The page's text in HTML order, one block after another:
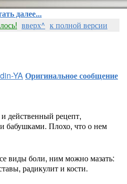
далее...
вверх^ к полной версии
YAОригинальное сообщение
действенный рецепт,
бабушками. Плохо, что о нем
виды боли, ним можно мазать:
радикулит и кости.